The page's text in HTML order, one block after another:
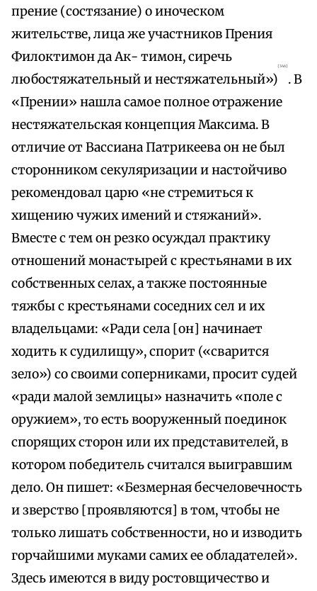
прение (состязание) о иноческом
жительстве, лица же участников Прения
Филоктимон да Ак- тимон, сиречь
любостяжательный и нестяжательный»)
{346}
. В
«Прении» нашла самое полное отражение
нестяжательская концепция Максима. В
отличие от Вассиана Патрикеева он не был
сторонником секуляризации и настойчиво
рекомендовал царю «не стремиться к
хищению чужих имений и стяжаний».
Вместе с тем он резко осуждал практику
отношений монастырей с крестьянами в их
собственных селах, а также постоянные
тяжбы с крестьянами соседних сел и их
владельцами: «Ради села [он] начинает
ходить к судилищу», спорит («сварится
зело») со своими соперниками, просит судей
«ради малой землицы» назначить «поле с
оружием», то есть вооруженный поединок
спорящих сторон или их представителей, в
котором победитель считался выигравшим
дело. Он пишет: «Безмерная бесчеловечность
и зверство [проявляются] в том, чтобы не
только лишать собственности, но и изводить
горчайшими муками самих ее обладателей».
Здесь имеются в виду ростовщичество и